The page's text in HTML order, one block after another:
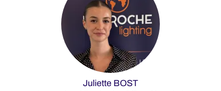
Juliette BOST